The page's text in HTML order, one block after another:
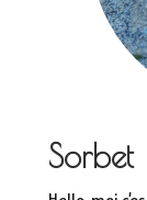
Sorbet